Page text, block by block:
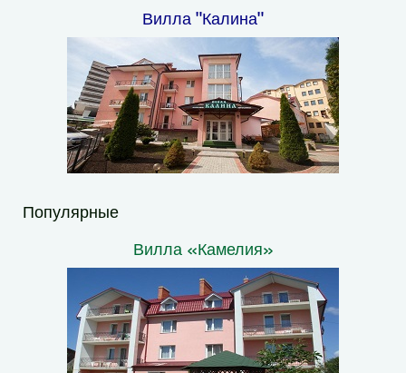
Вилла "Калина"
Популярные
Вилла «Камелия»